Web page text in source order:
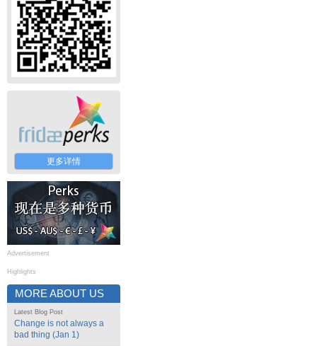
更多详情
Advertisement
Highlights
MORE ABOUT US
Latest Blog Post
Change is not always a
bad thing (Jan 1)